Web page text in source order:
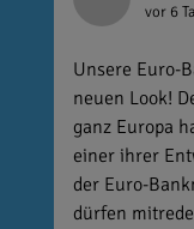
vor 6
Unsere Euro-
neuen Look!
ganz Europa
einer ihrer
der Euro-
dürfen